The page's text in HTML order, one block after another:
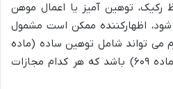
رکیک، توهین آمیز یا اعمال موهن
شود، اظهارکننده ممکن است مشمول
می تواند شامل توهین ساده (ماده
۶۰۸) یا توهین به مقامات (ماده ۶۰۹) باشد که هر کدام مجازات